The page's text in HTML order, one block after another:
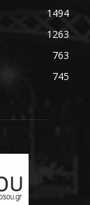
1494
1263
763
745